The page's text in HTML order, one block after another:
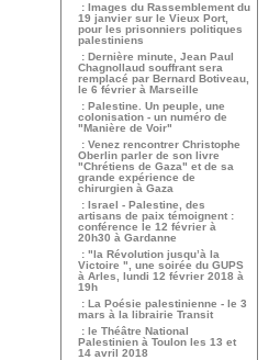
: Images du Rassemblement du
19 janvier sur le Vieux Port,
pour les prisonniers politiques
palestiniens
: Dernière minute, Jean Paul
Chagnollaud souffrant sera
remplacé par Bernard Botiveau,
le 6 février à Marseille
: Palestine. Un peuple, une
colonisation - un numéro de
"Manière de Voir"
: Venez rencontrer Christophe
Oberlin parler de son livre
"Chrétiens de Gaza" et de sa
grande expérience de
chirurgien à Gaza
: Israel - Palestine, des
artisans de paix témoignent :
conférence le 12 février à
20h30 à Gardanne
: "la Révolution jusqu’à la
Victoire ", une soirée du GUPS
à Arles, lundi 12 février 2018 à
19h
: La Poésie palestinienne - le 3
mars à la librairie Transit
: le Théâtre National
Palestinien à Toulon les 13 et
14 avril 2018